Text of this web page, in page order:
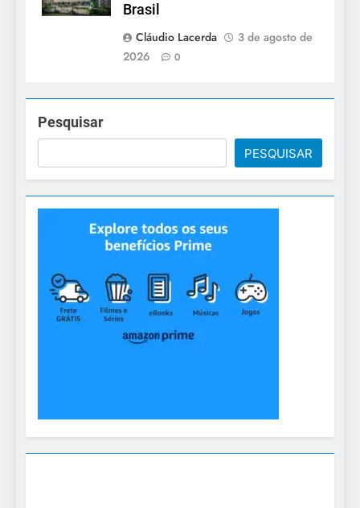
Brasil
Cláudio Lacerda
3 de agosto de
2026
0
Pesquisar
PESQUISAR